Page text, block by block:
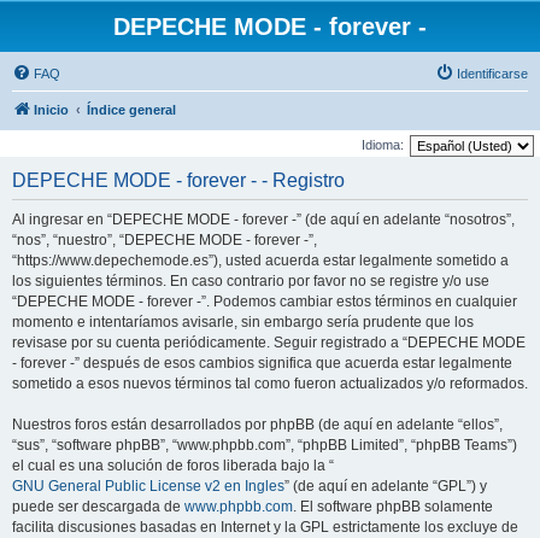
DEPECHE MODE - forever -
FAQ Identificarse
Inicio Índice general
Idioma:
DEPECHE MODE - forever - - Registro
Al ingresar en “DEPECHE MODE - forever -” (de aquí en adelante “nosotros”,
“nos”, “nuestro”, “DEPECHE MODE - forever -”,
“https://www.depechemode.es”), usted acuerda estar legalmente sometido a
los siguientes términos. En caso contrario por favor no se registre y/o use
“DEPECHE MODE - forever -”. Podemos cambiar estos términos en cualquier
momento e intentaríamos avisarle, sin embargo sería prudente que los
revisase por su cuenta periódicamente. Seguir registrado a “DEPECHE MODE
- forever -” después de esos cambios significa que acuerda estar legalmente
sometido a esos nuevos términos tal como fueron actualizados y/o reformados.
Nuestros foros están desarrollados por phpBB (de aquí en adelante “ellos”,
“sus”, “software phpBB”, “www.phpbb.com”, “phpBB Limited”, “phpBB Teams”)
el cual es una solución de foros liberada bajo la “
GNU General Public License v2 en Ingles” (de aquí en adelante “GPL”) y
puede ser descargada de www.phpbb.com. El software phpBB solamente
facilita discusiones basadas en Internet y la GPL estrictamente los excluye de